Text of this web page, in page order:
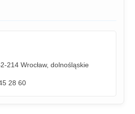
214 Wrocław, dolnośląskie
28 60